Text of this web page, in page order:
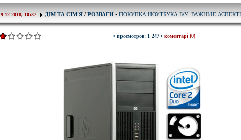
9-12-2018, 10:37 ДІМ ТА СІМ'Я / РОЗВАГИ • ПОКУПКА НОУТБУКА Б/У. ВАЖНЫЕ
• просмотров: 1 247 • коментарі (0)